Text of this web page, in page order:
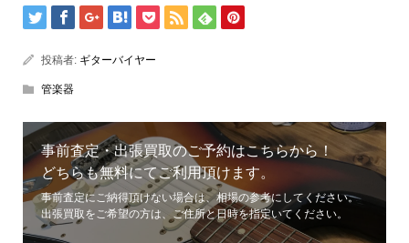
投稿者: ギターバイヤー
管楽器
事前査定・出張買取のご予約はこちらから！
どちらも無料にてご利用頂けます。
事前査定にご納得頂けない場合は、相場の参考にしてください。
出張買取をご希望の方は、ご住所と日時を指定いてください。